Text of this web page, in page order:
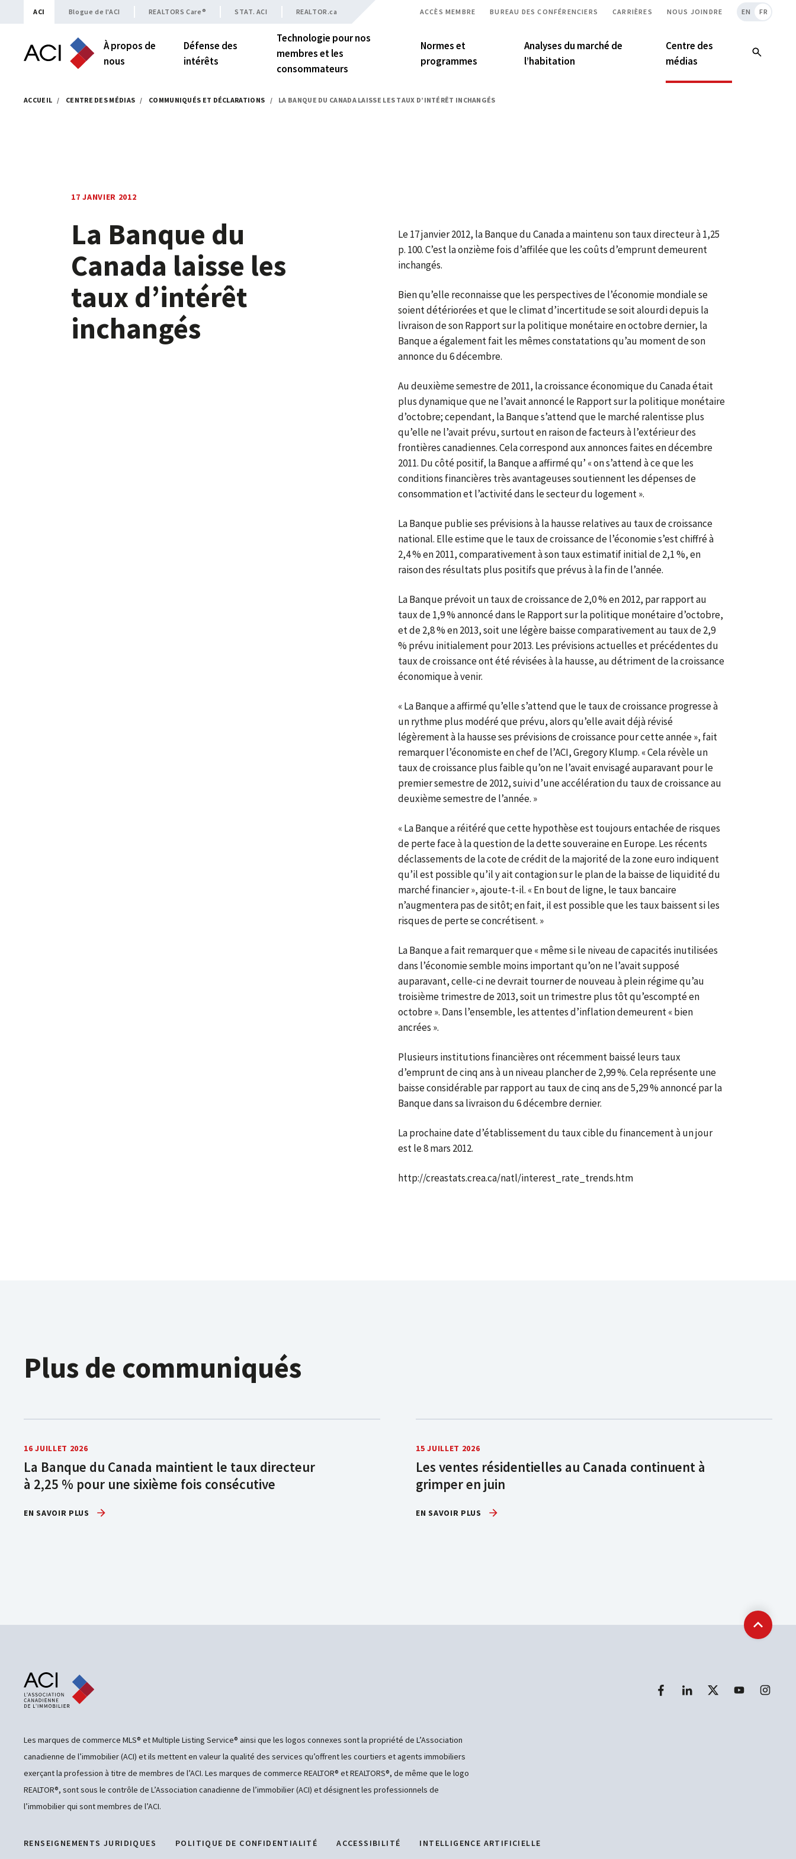
Skip to content
ACI Blogue de l'ACI REALTORS Care® STAT. ACI REALTOR.ca ACCÈS MEMBRE BUREAU DES CONFÉRENCIERS CARRIÈRES NOUS JOINDRE EN FR
À propos de
nous
Défense des
intérêts
Technologie pour nos
membres et les
consommateurs
Normes et
programmes
Analyses du marché de
l’habitation
Centre des
médias
ACCUEIL / CENTRE DES MÉDIAS / COMMUNIQUÉS ET DÉCLARATIONS / LA BANQUE DU CANADA LAISSE LES TAUX D’INTÉRÊT INCHANGÉS
17 JANVIER 2012
La Banque du
Canada laisse les
taux d’intérêt
inchangés
Le 17 janvier 2012, la Banque du Canada a maintenu son taux directeur à 1,25
p. 100. C’est la onzième fois d’affilée que les coûts d’emprunt demeurent
inchangés.
Bien qu’elle reconnaisse que les perspectives de l’économie mondiale se
soient détériorées et que le climat d’incertitude se soit alourdi depuis la
livraison de son Rapport sur la politique monétaire en octobre dernier, la
Banque a également fait les mêmes constatations qu’au moment de son
annonce du 6 décembre.
Au deuxième semestre de 2011, la croissance économique du Canada était
plus dynamique que ne l’avait annoncé le Rapport sur la politique monétaire
d’octobre; cependant, la Banque s’attend que le marché ralentisse plus
qu’elle ne l’avait prévu, surtout en raison de facteurs à l’extérieur des
frontières canadiennes. Cela correspond aux annonces faites en décembre
2011. Du côté positif, la Banque a affirmé qu’ « on s’attend à ce que les
conditions financières très avantageuses soutiennent les dépenses de
consommation et l’activité dans le secteur du logement ».
La Banque publie ses prévisions à la hausse relatives au taux de croissance
national. Elle estime que le taux de croissance de l’économie s’est chiffré à
2,4 % en 2011, comparativement à son taux estimatif initial de 2,1 %, en
raison des résultats plus positifs que prévus à la fin de l’année.
La Banque prévoit un taux de croissance de 2,0 % en 2012, par rapport au
taux de 1,9 % annoncé dans le Rapport sur la politique monétaire d’octobre,
et de 2,8 % en 2013, soit une légère baisse comparativement au taux de 2,9
% prévu initialement pour 2013. Les prévisions actuelles et précédentes du
taux de croissance ont été révisées à la hausse, au détriment de la croissance
économique à venir.
« La Banque a affirmé qu’elle s’attend que le taux de croissance progresse à
un rythme plus modéré que prévu, alors qu’elle avait déjà révisé
légèrement à la hausse ses prévisions de croissance pour cette année », fait
remarquer l’économiste en chef de l’ACI, Gregory Klump. « Cela révèle un
taux de croissance plus faible qu’on ne l’avait envisagé auparavant pour le
premier semestre de 2012, suivi d’une accélération du taux de croissance au
deuxième semestre de l’année. »
« La Banque a réitéré que cette hypothèse est toujours entachée de risques
de perte face à la question de la dette souveraine en Europe. Les récents
déclassements de la cote de crédit de la majorité de la zone euro indiquent
qu’il est possible qu’il y ait contagion sur le plan de la baisse de liquidité du
marché financier », ajoute-t-il. « En bout de ligne, le taux bancaire
n’augmentera pas de sitôt; en fait, il est possible que les taux baissent si les
risques de perte se concrétisent. »
La Banque a fait remarquer que « même si le niveau de capacités inutilisées
dans l’économie semble moins important qu’on ne l’avait supposé
auparavant, celle-ci ne devrait tourner de nouveau à plein régime qu’au
troisième trimestre de 2013, soit un trimestre plus tôt qu’escompté en
octobre ». Dans l’ensemble, les attentes d’inflation demeurent « bien
ancrées ».
Plusieurs institutions financières ont récemment baissé leurs taux
d’emprunt de cinq ans à un niveau plancher de 2,99 %. Cela représente une
baisse considérable par rapport au taux de cinq ans de 5,29 % annoncé par la
Banque dans sa livraison du 6 décembre dernier.
La prochaine date d’établissement du taux cible du financement à un jour
est le 8 mars 2012.
http://creastats.crea.ca/natl/interest_rate_trends.htm
Plus de communiqués
16 JUILLET 2026
La Banque du Canada maintient le taux directeur
à 2,25 % pour une sixième fois consécutive
EN SAVOIR PLUS
15 JUILLET 2026
Les ventes résidentielles au Canada continuent à
grimper en juin
EN SAVOIR PLUS
Retour
RENSEIGNEMENTS JURIDIQUES POLITIQUE DE CONFIDENTIALITÉ ACCESSIBILITÉ INTELLIGENCE ARTIFICIELLE
Les marques de commerce MLS® et Multiple Listing Service® ainsi que les logos connexes sont la propriété de L’Association
canadienne de l’immobilier (ACI) et ils mettent en valeur la qualité des services qu’offrent les courtiers et agents immobiliers
exerçant la profession à titre de membres de l’ACI. Les marques de commerce REALTOR® et REALTORS®, de même que le logo
REALTOR®, sont sous le contrôle de L’Association canadienne de l’immobilier (ACI) et désignent les professionnels de
l’immobilier qui sont membres de l’ACI.